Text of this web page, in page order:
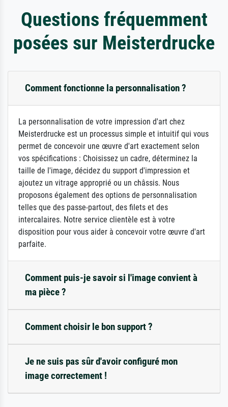
Questions fréquemment
posées sur Meisterdrucke
Comment fonctionne la personnalisation ?
La personnalisation de votre impression d'art chez
Meisterdrucke est un processus simple et intuitif qui vous
permet de concevoir une œuvre d'art exactement selon
vos spécifications : Choisissez un cadre, déterminez la
taille de l'image, décidez du support d'impression et
ajoutez un vitrage approprié ou un châssis. Nous
proposons également des options de personnalisation
telles que des passe-partout, des filets et des
intercalaires. Notre service clientèle est à votre
disposition pour vous aider à concevoir votre œuvre d'art
parfaite.
Comment puis-je savoir si l'image convient à
ma pièce ?
Comment choisir le bon support ?
Je ne suis pas sûr d'avoir configuré mon
image correctement !